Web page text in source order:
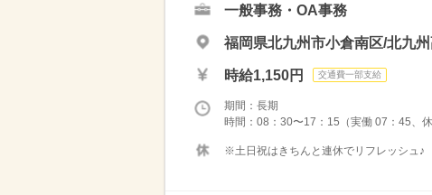
一般事務・OA事務
福岡県北九州市小倉南区/北九
時給1,150円 交通費一部支給
期間：長期
時間：08：30〜17：15（実働 07：45、
※土日祝はきちんと連休でリフレッシュ♪